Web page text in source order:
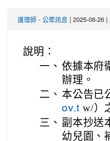
護理師 - 公眾訊息 | 2025-06-26
說明：
一、 依據本府
辦理。
二、 本公告已
ov.t w/）
三、 副本抄送
幼兒園、